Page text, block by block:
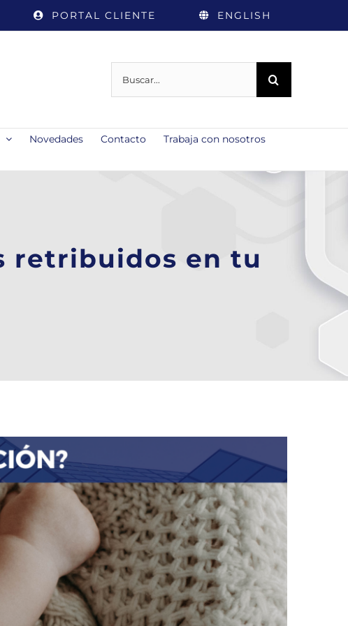
PORTAL CLIENTE ENGLISH
Novedades Contacto
Trabaja con nosotros
retribuidos en tu